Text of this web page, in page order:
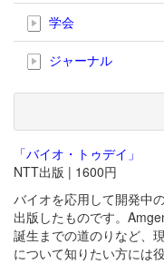
学会
ジャーナル
「バイオ・トゥデイ」
NTT出版 | 1600円
バイオを応用して開発中
出版したものです。
誕生までの道のりなど、
について知りたい方には